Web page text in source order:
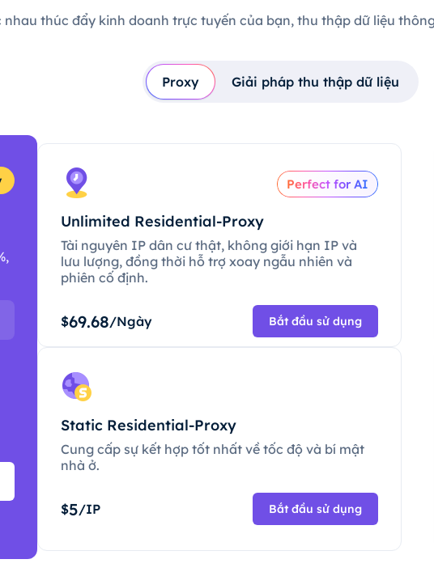
nhau thúc đẩy kinh doanh trực tuyến của bạn, thu thập dữ liệu
Proxy Giải pháp thu thập dữ liệu
Perfect for AI
Unlimited Residential-Proxy
Tài nguyên IP dân cư thật, không giới hạn IP và
lưu lượng, đồng thời hỗ trợ xoay ngẫu nhiên và
phiên cố định.
$69.68/Ngày Bắt đầu sử dụng
Static Residential-Proxy
Cung cấp sự kết hợp tốt nhất về tốc độ và bí mật
nhà ở.
$5/IP Bắt đầu sử dụng